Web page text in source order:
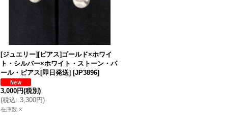
[ジュエリー][ピアス]ゴールド×ホワイ
ト・シルバー×ホワイト・ストーン・パ
ール・ピアス[即日発送] [JP3896]
3,000円(税別)
(税込: 3,300円)
在庫数 ×